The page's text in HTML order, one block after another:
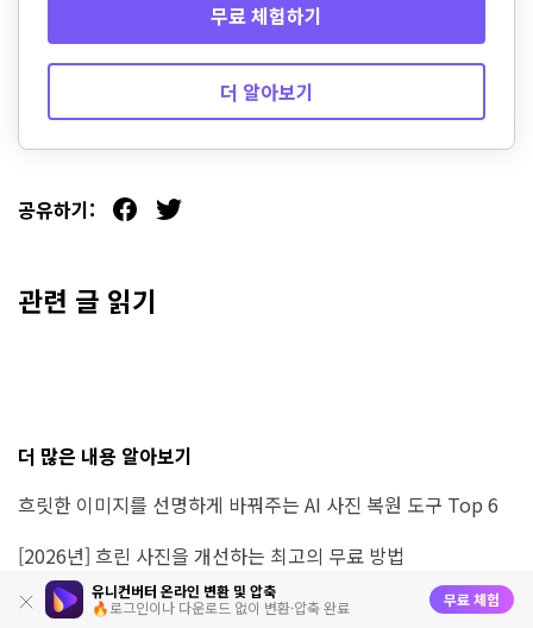
유니컨버터 온라인 변환 및 압축
🔥로그인이나 다운로드 없이 변환·압축 완료
무료 체험
무료 체험하기
더 알아보기
공유하기:
관련 글 읽기
더 많은 내용 알아보기
흐릿한 이미지를 선명하게 바꿔주는 AI 사진 복원 도구 Top 6
[2026년] 흐린 사진을 개선하는 최고의 무료 방법
사진 보정 프로그램 - 토파즈 포토 AI 사용 리뷰